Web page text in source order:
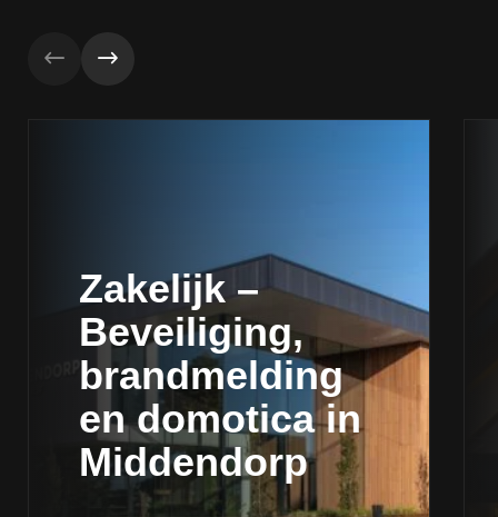
Zakelijk –
Beveiliging,
brandmelding
en domotica in
Middendorp